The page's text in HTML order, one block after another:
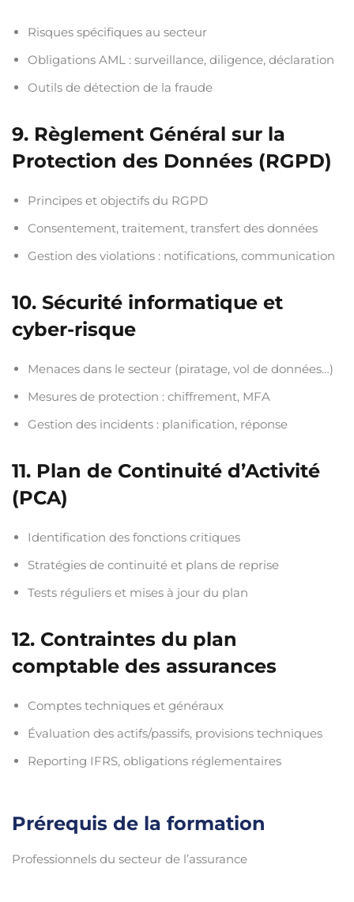
Risques spécifiques au secteur
Obligations AML : surveillance, diligence, déclaration
Outils de détection de la fraude
9. Règlement Général sur la
Protection des Données (RGPD)
Principes et objectifs du RGPD
Consentement, traitement, transfert des données
Gestion des violations : notifications, communication
10. Sécurité informatique et
cyber-risque
Menaces dans le secteur (piratage, vol de données…)
Mesures de protection : chiffrement, MFA
Gestion des incidents : planification, réponse
11. Plan de Continuité d’Activité
(PCA)
Identification des fonctions critiques
Stratégies de continuité et plans de reprise
Tests réguliers et mises à jour du plan
12. Contraintes du plan
comptable des assurances
Comptes techniques et généraux
Évaluation des actifs/passifs, provisions techniques
Reporting IFRS, obligations réglementaires
Prérequis de la formation
Professionnels du secteur de l’assurance